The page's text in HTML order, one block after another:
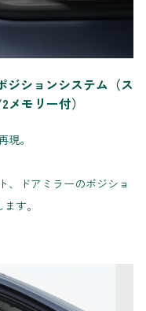
ジションシステム（ス
モリー付）
現。
、ドアミラーのポジショ
す。